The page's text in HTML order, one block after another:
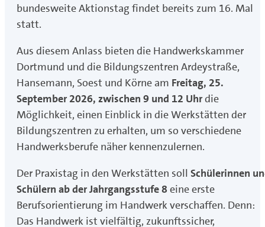
bundesweite Aktionstag findet bereits zum 16. Mal
statt.
Aus diesem Anlass bieten die Handwerkskammer
Dortmund und die Bildungszentren Ardeystraße,
Hansemann, Soest und Körne am Freitag, 25.
September 2026, zwischen 9 und 12 Uhrdie
Möglichkeit, einen Einblick in die Werkstätten der
Bildungszentren zu erhalten, um so verschiedene
Handwerksberufe näher kennenzulernen.
Der Praxistag in den Werkstätten soll Schülerinnen
Schülern ab der Jahrgangsstufe 8eine erste
Berufsorientierung im Handwerk verschaffen. Denn:
Das Handwerk ist vielfältig, zukunftssicher,